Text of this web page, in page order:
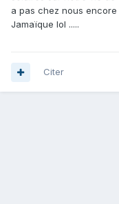
a pas chez nous
Jamaïque lol .....
Citer